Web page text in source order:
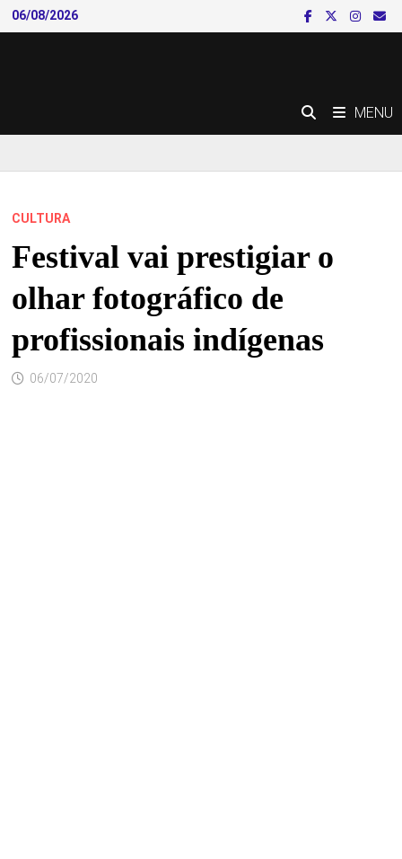
Skip
to
06/08/2026
MENU
CULTURA
Festival vai prestigiar o
olhar fotográfico de
profissionais indígenas
06/07/2020